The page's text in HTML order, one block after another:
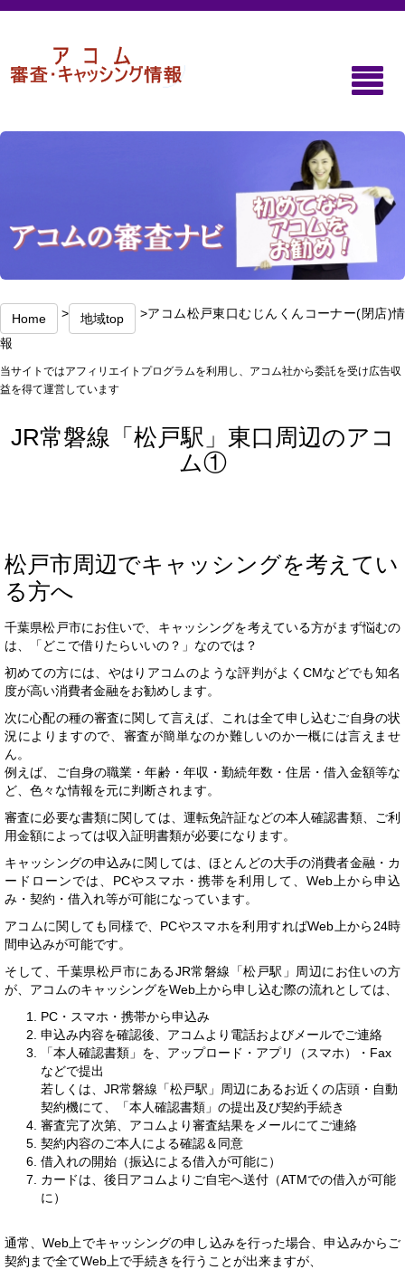
Home > 地域top >アコム松戸東口むじんくんコーナー(閉店)情
報
当サイトではアフィリエイトプログラムを利用し、アコム社から委託を受け広告収
益を得て運営しています
JR常磐線「松戸駅」東口周辺のアコ
ム①
松戸市周辺でキャッシングを考えてい
る方へ
千葉県松戸市にお住いで、キャッシングを考えている方がまず悩むの
は、「どこで借りたらいいの？」なのでは？
初めての方には、やはりアコムのような評判がよくCMなどでも知名
度が高い消費者金融をお勧めします。
次に心配の種の審査に関して言えば、これは全て申し込むご自身の状
況によりますので、審査が簡単なのか難しいのか一概には言えませ
ん。
例えば、ご自身の職業・年齢・年収・勤続年数・住居・借入金額等な
ど、色々な情報を元に判断されます。
審査に必要な書類に関しては、運転免許証などの本人確認書類、ご利
用金額によっては収入証明書類が必要になります。
キャッシングの申込みに関しては、ほとんどの大手の消費者金融・カ
ードローンでは、PCやスマホ・携帯を利用して、Web上から申込
み・契約・借入れ等が可能になっています。
アコムに関しても同様で、PCやスマホを利用すればWeb上から24時
間申込みが可能です。
そして、千葉県松戸市にあるJR常磐線「松戸駅」周辺にお住いの方
が、アコムのキャッシングをWeb上から申し込む際の流れとしては、
PC・スマホ・携帯から申込み
申込み内容を確認後、アコムより電話およびメールでご連絡
「本人確認書類」を、アップロード・アプリ（スマホ）・Fax
などで提出
若しくは、JR常磐線「松戸駅」周辺にあるお近くの店頭・自動
契約機にて、「本人確認書類」の提出及び契約手続き
審査完了次第、アコムより審査結果をメールにてご連絡
契約内容のご本人による確認＆同意
借入れの開始（振込による借入が可能に）
カードは、後日アコムよりご自宅へ送付（ATMでの借入が可能
に）
通常、Web上でキャッシングの申し込みを行った場合、申込みからご
契約まで全てWeb上で手続きを行うことが出来ますが、